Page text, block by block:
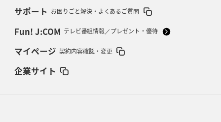
サポート お困りごと解決・よくあるご質問
Fun! J:COM テレビ番組情報／プレゼント・優待
マイページ 契約内容確認・変更
企業サイト